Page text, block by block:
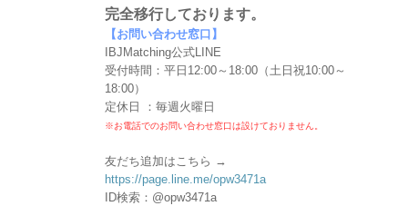
完全移行しております。
【お問い合わせ窓口】
IBJMatching公式LINE
受付時間：平日12:00～18:00（土日祝10:00～
18:00）
定休日 ：毎週火曜日
※お電話でのお問い合わせ窓口は設けておりません。
友だち追加はこちら →
https://page.line.me/opw3471a
ID検索：@opw3471a